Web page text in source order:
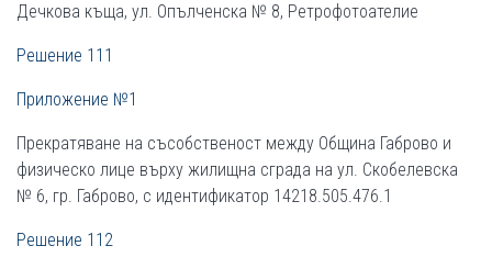
Дечкова къща, ул. Опълченска № 8, Ретрофотоателие
Решение 111
Приложение №1
Прекратяване на съсобственост между Община Габрово и
физическо лице върху жилищна сграда на ул. Скобелевска
№ 6, гр. Габрово, с идентификатор 14218.505.476.1
Решение 112